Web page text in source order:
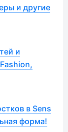
и другие
и
в Sens
форма!